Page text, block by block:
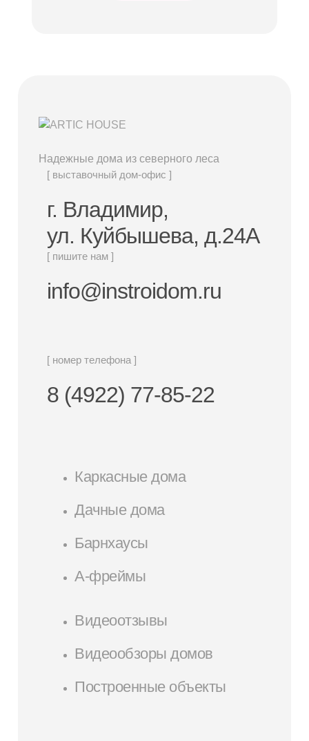
Надежные дома из северного леса
[ выставочный дом-офис ]
г. Владимир,
ул. Куйбышева, д.24А
[ пишите нам ]
info@instroidom.ru
[ номер телефона ]
8 (4922) 77-85-22
Каркасные дома
Дачные дома
Барнхаусы
А-фреймы
Видеоотзывы
Видеообзоры домов
Построенные объекты